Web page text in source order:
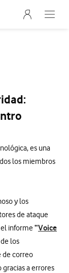
Menu
Abre
es una
los miembros
y los
de ataque
informe“Voice
los
de correo
a errores